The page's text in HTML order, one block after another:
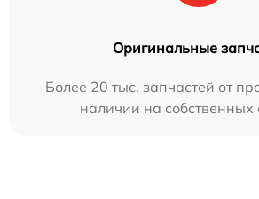
Оригинальные
Более 20 тыс. запчастей от
наличии на собственных